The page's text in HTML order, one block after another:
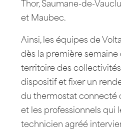
Thor, Saumane-de-
et Maubec.
Ainsi, les équipes de
dès la première semaine
territoire des
dispositif et fixer un
du thermostat connecté
et les professionnels qui
technicien agréé